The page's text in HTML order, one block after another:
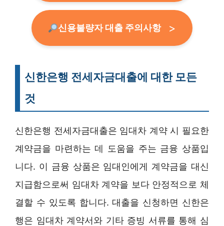
신용불량자 대출 주의사항
신한은행 전세자금대출에 대한 모든
것
신한은행 전세자금대출은 임대차 계약 시 필요한
계약금을 마련하는 데 도움을 주는 금융 상품입
니다. 이 금융 상품은 임대인에게 계약금을 대신
지급함으로써 임대차 계약을 보다 안정적으로 체
결할 수 있도록 합니다. 대출을 신청하면 신한은
행은 임대차 계약서와 기타 증빙 서류를 통해 심